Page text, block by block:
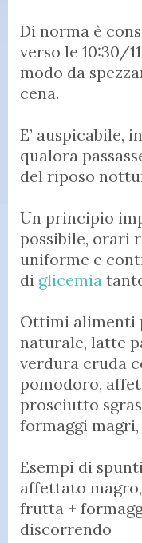
Di norma è
verso le 10:30/
modo da
cena.
E’ auspicabile,
qualora
del riposo
Un principio
possibile, orari
uniforme e
di glicemia
Ottimi alimenti
naturale, latte
verdura cruda
pomodoro,
prosciutto
formaggi magri,
Esempi di
affettato
frutta +
discorrendo